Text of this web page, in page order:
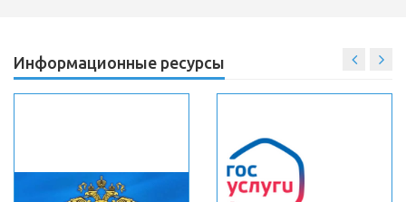
Информационные ресурсы